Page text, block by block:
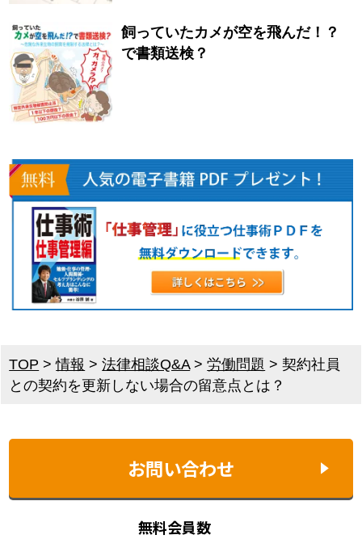
飼っていたカメが空を飛んだ！？
で書類送検？
TOP >情報 >法律相談Q&A>労働問題 >契約社員
との契約を更新しない場合の留意点とは？
お問い合わせ
無料会員数